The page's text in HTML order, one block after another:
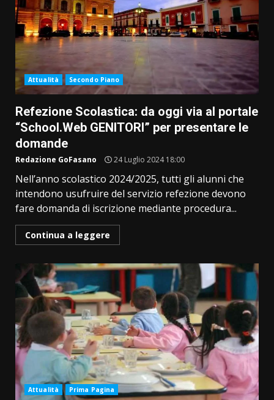
Attualità Secondo Piano
Refezione Scolastica: da oggi via al portale
“School.Web GENITORI” per presentare le
domande
Redazione GoFasano 24 Luglio 2024 18:00
Nell’anno scolastico 2024/2025, tutti gli alunni che
intendono usufruire del servizio refezione devono
fare domanda di iscrizione mediante procedura...
Continua a leggere
Attualità Prima Pagina